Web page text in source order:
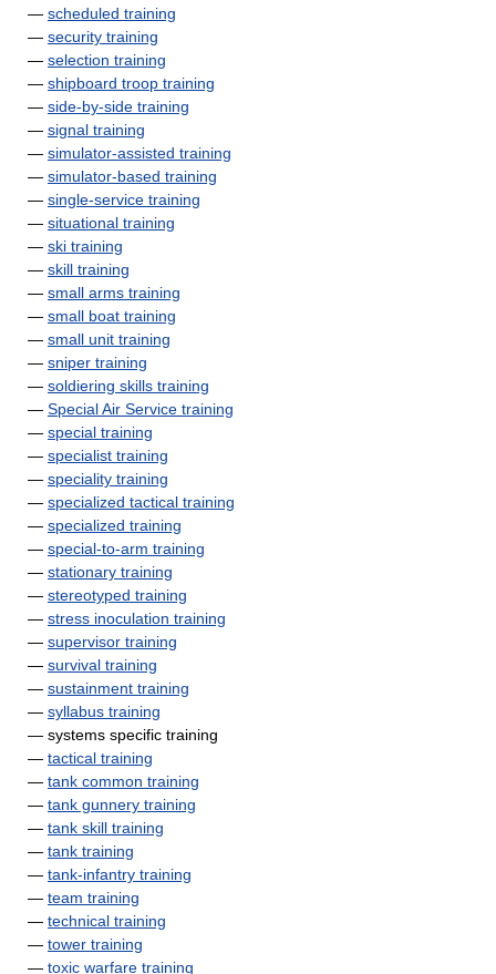
— scheduled training
— security training
— selection training
— shipboard troop training
— side-by-side training
— signal training
— simulator-assisted training
— simulator-based training
— single-service training
— situational training
— ski training
— skill training
— small arms training
— small boat training
— small unit training
— sniper training
— soldiering skills training
— Special Air Service training
— special training
— specialist training
— speciality training
— specialized tactical training
— specialized training
— special-to-arm training
— stationary training
— stereotyped training
— stress inoculation training
— supervisor training
— survival training
— sustainment training
— syllabus training
— systems specific training
— tactical training
— tank common training
— tank gunnery training
— tank skill training
— tank training
— tank-infantry training
— team training
— technical training
— tower training
— toxic warfare training